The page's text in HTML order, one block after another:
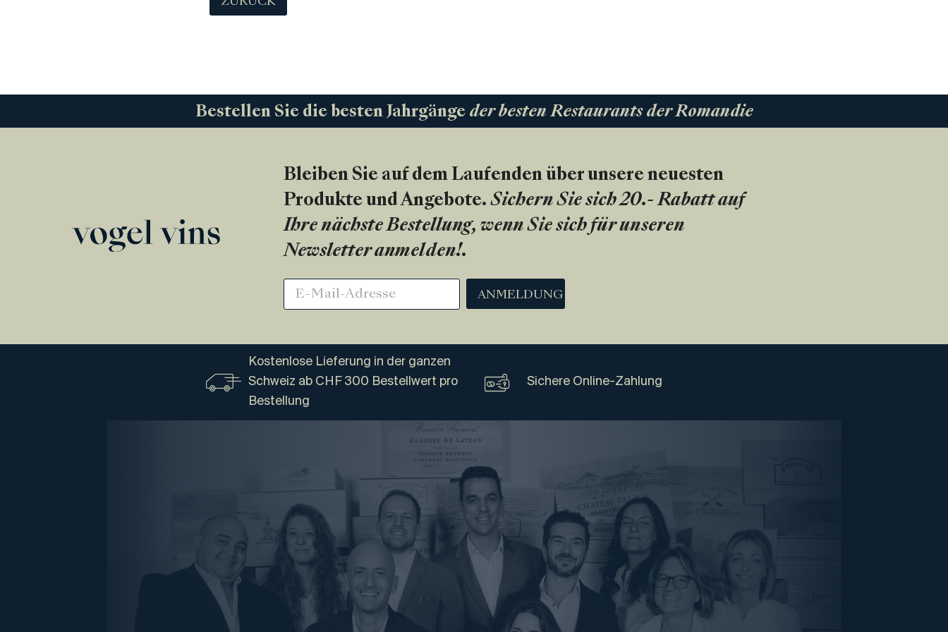
ZURÜCK
Bestellen Sie die besten Jahrgänge der besten Restaurants der Romandie
Bleiben Sie auf dem Laufenden über unsere neuesten
Produkte und Angebote. Sichern Sie sich 20.- Rabatt auf
Ihre nächste Bestellung, wenn Sie sich für unseren
Newsletter anmelden!.
ANMELDUNG
Kostenlose Lieferung in der ganzen
Schweiz ab CHF 300 Bestellwert pro
Bestellung
Sichere Online-Zahlung